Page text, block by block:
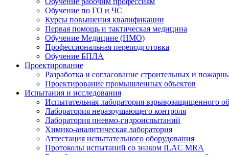
Обучение по ГО и ЧС
Курсы повышения квалификации
Первая помощь и тактическая медицина
Обучение Медицине (НМО)
Профессиональная переподготовка
Обучение БПЛА
Проектирование
Разработка и согласование строительных и
Проектирование промышленных объектов
Испытания и исследования
Испытательная лаборатория взрывозащищенного
Лаборатория неразрушающего контроля
Лаборатория пневмо-гидроиспытаний
Химико-аналитическая лаборатория
Аттестация испытательного оборудования
Протоколы испытаний со знаком ILAC MRA